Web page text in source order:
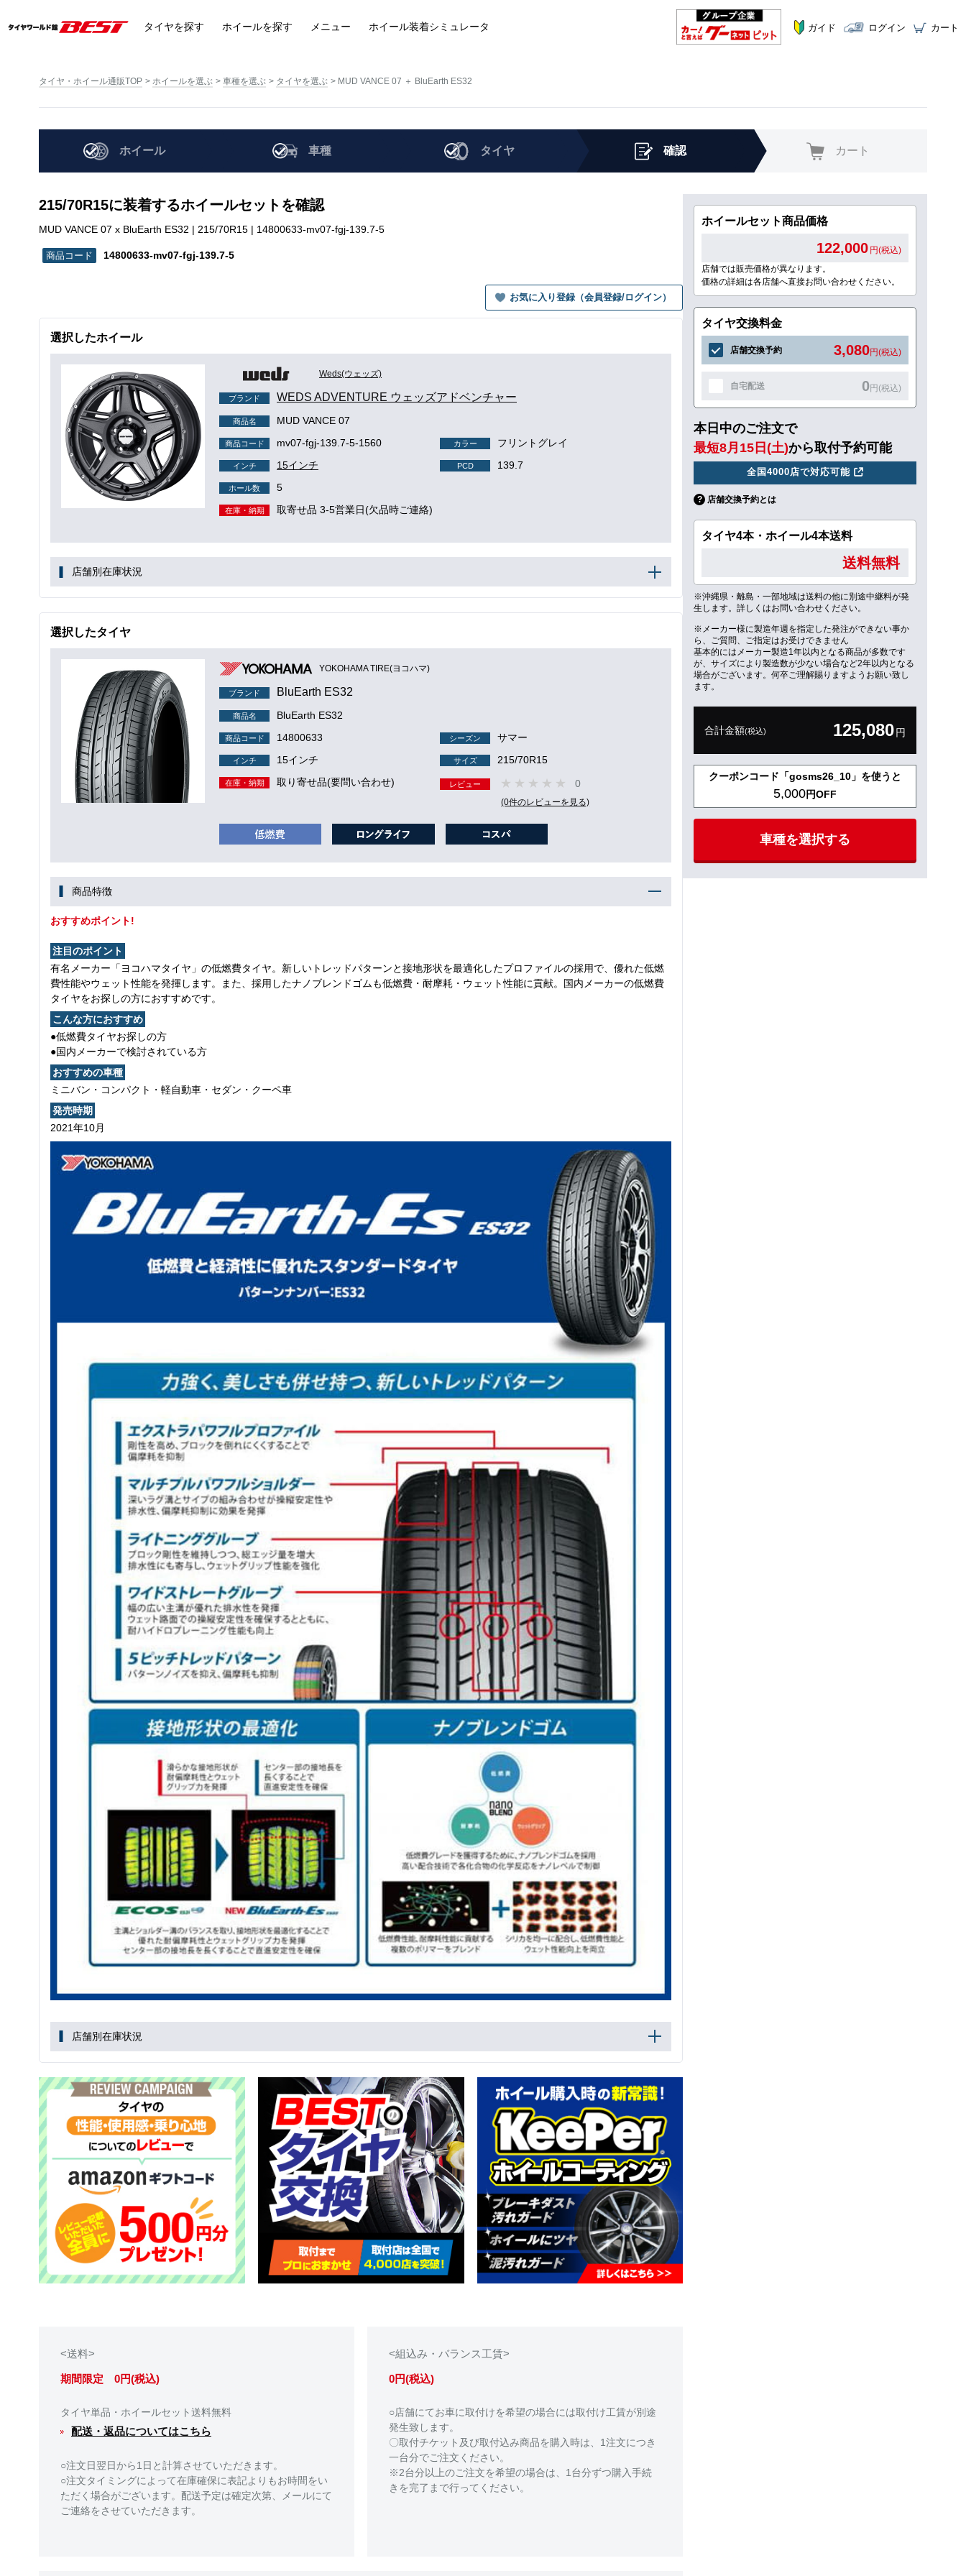
タイヤを探す ホイールを探す メニュー ホイール装着シミュレータ ガイド ログイン カート
タイヤ・ホイール通販TOP ホイールを選ぶ 車種を選ぶ タイヤを選ぶ MUD VANCE 07 ＋ BluEarth ES32
ホイール 車種 タイヤ 確認 カート
215/70R15に装着するホイールセットを確認
MUD VANCE 07 x BluEarth ES32 | 215/70R15 | 14800633-mv07-fgj-139.7-5
14800633-mv07-fgj-139.7-5
お気に入り登録（会員登録/ログイン）
選択したホイール
Weds(ウェッズ)
ブランド WEDS ADVENTURE ウェッズアドベンチャー
商品名 MUD VANCE 07
商品コード mv07-fgj-139.7-5-1560 カラー フリントグレイ
インチ 15インチ PCD 139.7
ホール数 5
在庫・納期 取寄せ品 3-5営業日(欠品時ご連絡)
店舗別在庫状況
選択したタイヤ
YOKOHAMA TIRE(ヨコハマ)
ブランド BluEarth ES32
商品名 BluEarth ES32
商品コード 14800633 シーズン サマー
インチ 15インチ サイズ 215/70R15
在庫・納期 取り寄せ品(要問い合わせ) レビュー 0
(0件のレビューを見る)
商品特徴
おすすめポイント!
注目のポイント
有名メーカー「ヨコハマタイヤ」の低燃費タイヤ。新しいトレッドパターンと接地形状を最適化したプロファイルの採用で、優れた低燃
費性能やウェット性能を発揮します。また、採用したナノブレンドゴムも低燃費・耐摩耗・ウェット性能に貢献。国内メーカーの低燃費
タイヤをお探しの方におすすめです。
こんな方におすすめ
●低燃費タイヤお探しの方
●国内メーカーで検討されている方
おすすめの車種
ミニバン・コンパクト・軽自動車・セダン・クーペ車
発売時期
2021年10月
店舗別在庫状況
<送料>
期間限定 0円(税込)
タイヤ単品・ホイールセット送料無料
配送・返品についてはこちら
○注文日翌日から1日と計算させていただきます。
○注文タイミングによって在庫確保に表記よりもお時間をい
ただく場合がございます。配送予定は確定次第、メールにて
ご連絡をさせていただきます。
<組込み・バランス工賃>
0円(税込)
○店舗にてお車に取付けを希望の場合には取付け工賃が別途
発生致します。
〇取付チケット及び取付込み商品を購入時は、1注文につき
一台分でご注文ください。
※2台分以上のご注文を希望の場合は、1台分ずつ購入手続
きを完了まで行ってください。
ホイールセット商品価格
122,000 円(税込)
店舗では販売価格が異なります。
価格の詳細は各店舗へ直接お問い合わせください。
タイヤ交換料金
店舗交換予約 3,080円(税込)
自宅配送 0円(税込)
本日中のご注文で
最短8月15日(土)から取付予約可能
全国4000店で対応可能
店舗交換予約とは
タイヤ4本・ホイール4本送料
送料無料
※沖縄県・離島・一部地域は送料の他に別途中継料が発
生します。詳しくはお問い合わせください。
※メーカー様に製造年週を指定した発注ができない事か
ら、ご質問、ご指定はお受けできません
基本的にはメーカー製造1年以内となる商品が多数です
が、サイズにより製造数が少ない場合など2年以内となる
場合がございます。何卒ご理解賜りますようお願い致し
ます。
合計金額(税込) 125,080円
クーポンコード「gosms26_10」を使うと
5,000円OFF
車種を選択する